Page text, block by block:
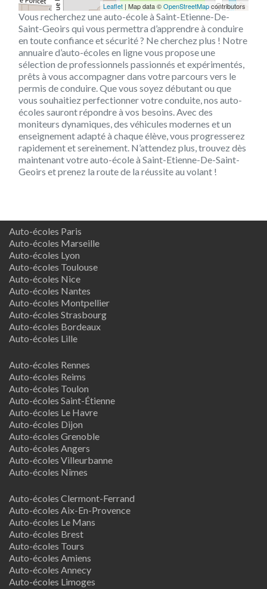
Leaflet | Map data ©OpenStreetMapcontributors
Vous recherchez une auto-école à Saint-Etienne-De-
Saint-Geoirs qui vous permettra d’apprendre à conduire
en toute confiance et sécurité ? Ne cherchez plus ! Notre
annuaire d’auto-écoles en ligne vous propose une
sélection de professionnels passionnés et expérimentés,
prêts à vous accompagner dans votre parcours vers le
permis de conduire. Que vous soyez débutant ou que
vous souhaitiez perfectionner votre conduite, nos auto-
écoles sauront répondre à vos besoins. Avec des
moniteurs dynamiques, des véhicules modernes et un
enseignement adapté à chaque élève, vous progresserez
rapidement et sereinement. N’attendez plus, trouvez dès
maintenant votre auto-école à Saint-Etienne-De-Saint-
Geoirs et prenez la route de la réussite au volant !
Auto-écoles Paris
Auto-écoles Marseille
Auto-écoles Lyon
Auto-écoles Toulouse
Auto-écoles Nice
Auto-écoles Nantes
Auto-écoles Montpellier
Auto-écoles Strasbourg
Auto-écoles Bordeaux
Auto-écoles Lille
Auto-écoles Rennes
Auto-écoles Reims
Auto-écoles Toulon
Auto-écoles Saint-Étienne
Auto-écoles Le Havre
Auto-écoles Dijon
Auto-écoles Grenoble
Auto-écoles Angers
Auto-écoles Villeurbanne
Auto-écoles Nîmes
Auto-écoles Clermont-Ferrand
Auto-écoles Aix-En-Provence
Auto-écoles Le Mans
Auto-écoles Brest
Auto-écoles Tours
Auto-écoles Amiens
Auto-écoles Annecy
Auto-écoles Limoges